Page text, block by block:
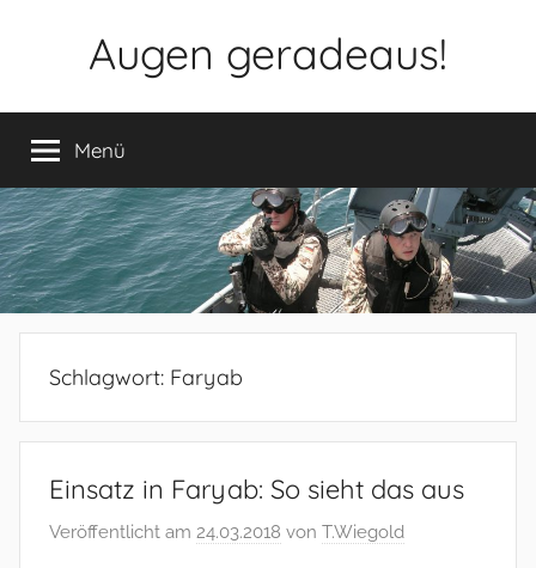
Augen geradeaus!
Menü
Schlagwort: Faryab
Einsatz in Faryab: So sieht das aus
Veröffentlicht am 24.03.2018 von T.Wiegold